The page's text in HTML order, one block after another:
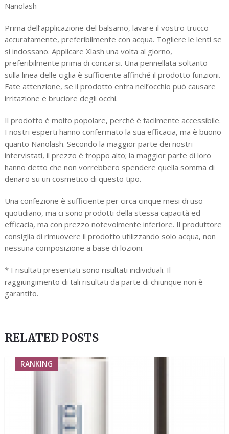
Nanolash
Prima dell’applicazione del balsamo, lavare il vostro trucco
accuratamente, preferibilmente con acqua. Togliere le lenti se
si indossano. Applicare Xlash una volta al giorno,
preferibilmente prima di coricarsi. Una pennellata soltanto
sulla linea delle ciglia è sufficiente affinché il prodotto funzioni.
Fate attenzione, se il prodotto entra nell’occhio può causare
irritazione e bruciore degli occhi.
Il prodotto è molto popolare, perché è facilmente accessibile.
I nostri esperti hanno confermato la sua efficacia, ma è buono
quanto Nanolash. Secondo la maggior parte dei nostri
intervistati, il prezzo è troppo alto; la maggior parte di loro
hanno detto che non vorrebbero spendere quella somma di
denaro su un cosmetico di questo tipo.
Una confezione è sufficiente per circa cinque mesi di uso
quotidiano, ma ci sono prodotti della stessa capacità ed
efficacia, ma con prezzo notevolmente inferiore. Il produttore
consiglia di rimuovere il prodotto utilizzando solo acqua, non
nessuna composizione a base di lozioni.
* I risultati presentati sono risultati individuali. Il
raggiungimento di tali risultati da parte di chiunque non è
garantito.
RELATED POSTS
RANKING